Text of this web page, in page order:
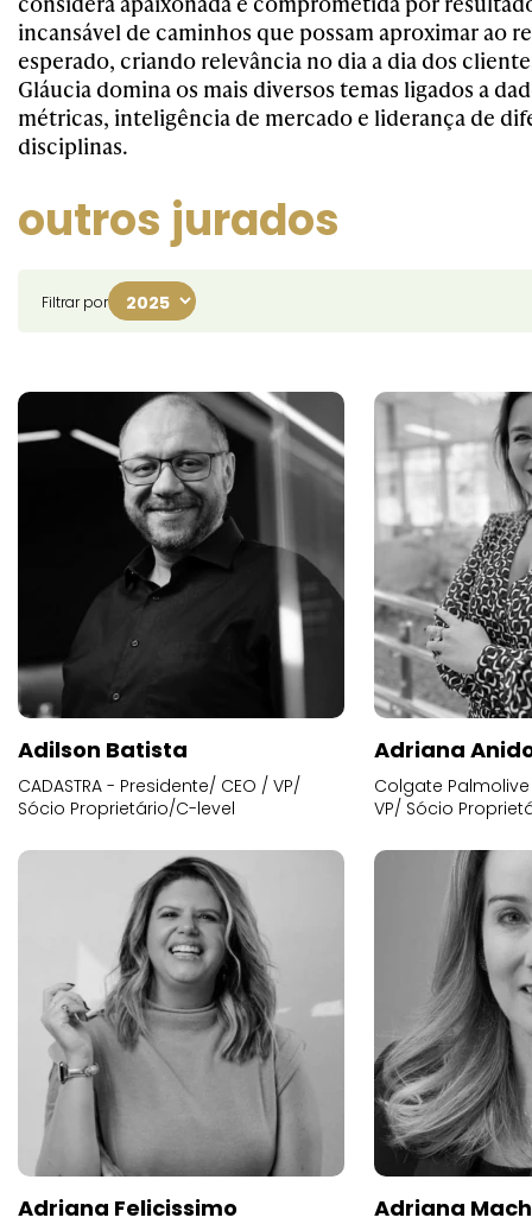
incansável de caminhos que possam aproximar ao
esperado, criando relevância no dia a dia dos
Gláucia domina os mais diversos temas ligados a
métricas, inteligência de mercado e liderança de
disciplinas.
outros jurados
Filtrar por
Adilson Batista
CADASTRA - Presidente/ CEO / VP/
Sócio Proprietário/C-level
Adriana
Colgate
VP/ Sócio
Adriana Felicissimo Adriana